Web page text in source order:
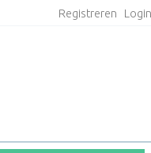
Registreren